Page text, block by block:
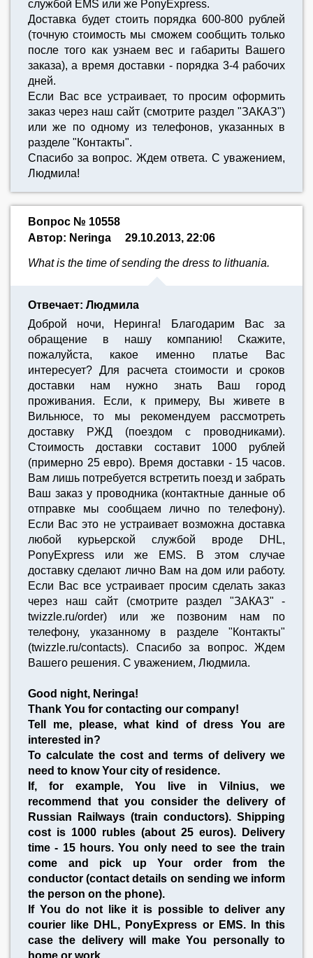
службой EMS или же PonyExpress.
Доставка будет стоить порядка 600-800 рублей
(точную стоимость мы сможем сообщить только
после того как узнаем вес и габариты Вашего
заказа), а время доставки - порядка 3-4 рабочих
дней.
Если Вас все устраивает, то просим оформить
заказ через наш сайт (смотрите раздел "ЗАКАЗ")
или же по одному из телефонов, указанных в
разделе "Контакты".
Спасибо за вопрос. Ждем ответа. С уважением,
Людмила!
Вопрос № 10558
Автор: Neringa
29.10.2013, 22:06
What is the time of sending the dress to lithuania.
Отвечает: Людмила
Доброй ночи, Неринга! Благодарим Вас за
обращение в нашу компанию! Скажите,
пожалуйста, какое именно платье Вас
интересует? Для расчета стоимости и сроков
доставки нам нужно знать Ваш город
проживания. Если, к примеру, Вы живете в
Вильнюсе, то мы рекомендуем рассмотреть
доставку РЖД (поездом с проводниками).
Стоимость доставки составит 1000 рублей
(примерно 25 евро). Время доставки - 15 часов.
Вам лишь потребуется встретить поезд и забрать
Ваш заказ у проводника (контактные данные об
отправке мы сообщаем лично по телефону).
Если Вас это не устраивает возможна доставка
любой курьерской службой вроде DHL,
PonyExpress или же EMS. В этом случае
доставку сделают лично Вам на дом или работу.
Если Вас все устраивает просим сделать заказ
через наш сайт (смотрите раздел "ЗАКАЗ" -
twizzle.ru/order) или же позвоним нам по
телефону, указанному в разделе "Контакты"
(twizzle.ru/contacts). Спасибо за вопрос. Ждем
Вашего решения. С уважением, Людмила.
Good night, Neringa!
Thank You for contacting our company!
Tell me, please, what kind of dress You are
interested in?
To calculate the cost and terms of delivery we
need to know Your city of residence.
If, for example, You live in Vilnius, we
recommend that you consider the delivery of
Russian Railways (train conductors). Shipping
cost is 1000 rubles (about 25 euros). Delivery
time - 15 hours. You only need to see the train
come and pick up Your order from the
conductor (contact details on sending we inform
the person on the phone).
If You do not like it is possible to deliver any
courier like DHL, PonyExpress or EMS. In this
case the delivery will make You personally to
home or work.